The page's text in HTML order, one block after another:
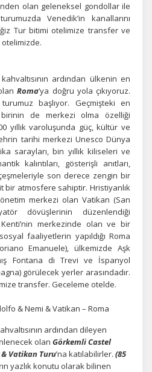
olan geleneksel gondollar ile
Venedik’in kanallarını
Tur bitimi otelimize transfer ve
ardından ülkenin en
Roma’ya doğru yola çıkıyoruz.
turumuz başlıyor. Geçmişteki en
de merkezi olma özelliği
yıllık varoluşunda güç, kültür ve
tarihi merkezi Unesco Dünya
sarayları, bin yıllık kiliseleri ve
kalıntıları, gösterişli anıtları,
son derece zengin bir
bir atmosfere sahiptir. Hristiyanlık
merkezi olan Vatikan (San
dövüşlerinin düzenlendiği
merkezinde olan ve bir
faaliyetlerin yapıldığı Roma
Emanuele), ülkemizde Aşk
Fontana di Trevi ve İspanyol
görülecek yerler arasındadır.
transfer. Geceleme otelde.
& Nemi & Vatikan – Roma
ardından dileyen
olan GörkemliCastel
Vatikan Turu’na katılabilirler. (85
yazlık konutu olarak bilinen